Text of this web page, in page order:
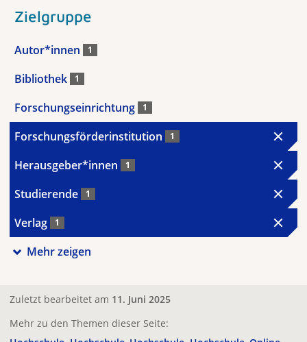
Zielgruppe
Autor*innen 1
Bibliothek 1
Forschungseinrichtung 1
Forschungsförderinstitution 1
Herausgeber*innen 1
Studierende 1
Verlag 1
Mehr zeigen
Zuletzt bearbeitet am 11. Juni 2025
Mehr zu den Themen dieser Seite: